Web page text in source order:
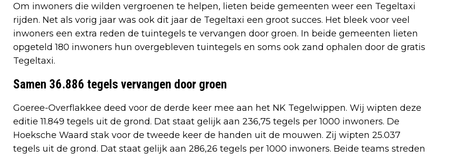
Om inwoners die wilden vergroenen te helpen, lieten beide gemeenten weer een Tegeltaxi
rijden. Net als vorig jaar was ook dit jaar de Tegeltaxi een groot succes. Het bleek voor veel
inwoners een extra reden de tuintegels te vervangen door groen. In beide gemeenten lieten
opgeteld 180 inwoners hun overgebleven tuintegels en soms ook zand ophalen door de gratis
Tegeltaxi.
Samen 36.886 tegels vervangen door groen
Goeree-Overflakkee deed voor de derde keer mee aan het NK Tegelwippen. Wij wipten deze
editie 11.849 tegels uit de grond. Dat staat gelijk aan 236,75 tegels per 1000 inwoners. De
Hoeksche Waard stak voor de tweede keer de handen uit de mouwen. Zij wipten 25.037
tegels uit de grond. Dat staat gelijk aan 286,26 tegels per 1000 inwoners. Beide teams streden